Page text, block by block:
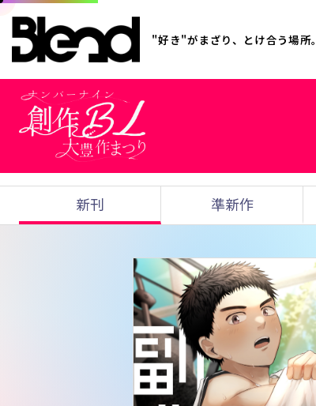
"好き"がまざり、とけ合う場所。
新刊 準新作